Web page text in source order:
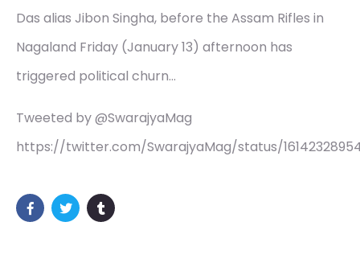
Das alias Jibon Singha, before the Assam Rifles in
Nagaland Friday (January 13) afternoon has
triggered political churn…
Tweeted by @SwarajyaMag
https://twitter.com/SwarajyaMag/status/